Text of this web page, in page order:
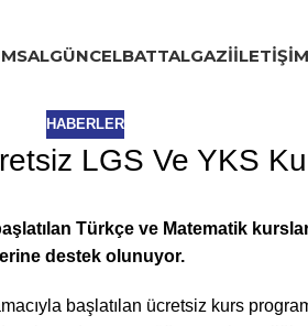
GÜNCELBATTALGAZIİLETIŞIM
HABERLER
LGS Ve YKS
Türkçe ve Matematik
destek olunuyor.
başlatılan ücretsiz kurs